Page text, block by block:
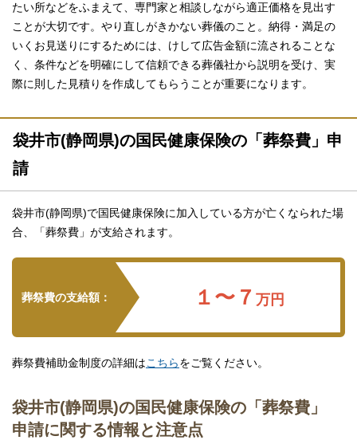
たい所などをふまえて、専門家と相談しながら適正価格を見出す
ことが大切です。やり直しがきかない葬儀のこと。納得・満足の
いくお見送りにするためには、けして広告金額に流されることな
く、条件などを明確にして信頼できる葬儀社から説明を受け、実
際に則した見積りを作成してもらうことが重要になります。
袋井市(静岡県)の国民健康保険の「葬祭費」申
請
袋井市(静岡県)で国民健康保険に加入している方が亡くなられた場
合、「葬祭費」が支給されます。
葬祭費の支給額： １〜７万円
葬祭費補助金制度の詳細はこちらをご覧ください。
袋井市(静岡県)の国民健康保険の「葬祭費」
申請に関する情報と注意点